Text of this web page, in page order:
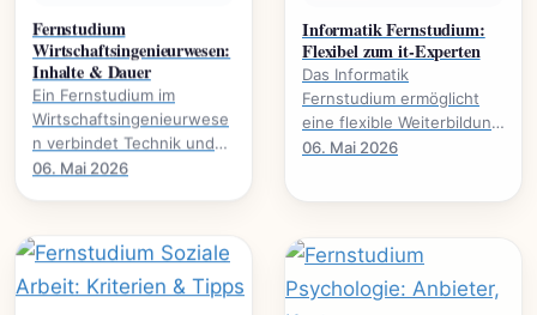
Fernstudium
Wirtschaftsingenieurwesen:
Inhalte & Dauer
Ein Fernstudium im
Wirtschaftsingenieurwese
n verbindet Technik und
Wirtschaft. Alles über
06. Mai 2026
Informatik Fernstudium:
Flexibel zum it-Experten
Das Informatik
Fernstudium ermöglicht
eine flexible Weiterbildung
zum IT-Experten., welche
06. Mai 2026